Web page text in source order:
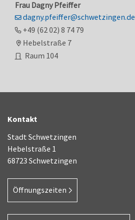
Frau Dagny Pfeiffer
dagny.pfeiffer@schwetzingen.de
+49 (6202) 8 74 79
Hebelstraße 7
Raum 104
Kontakt
Stadt Schwetzingen
Hebelstraße 1
68723 Schwetzingen
Öffnungszeiten